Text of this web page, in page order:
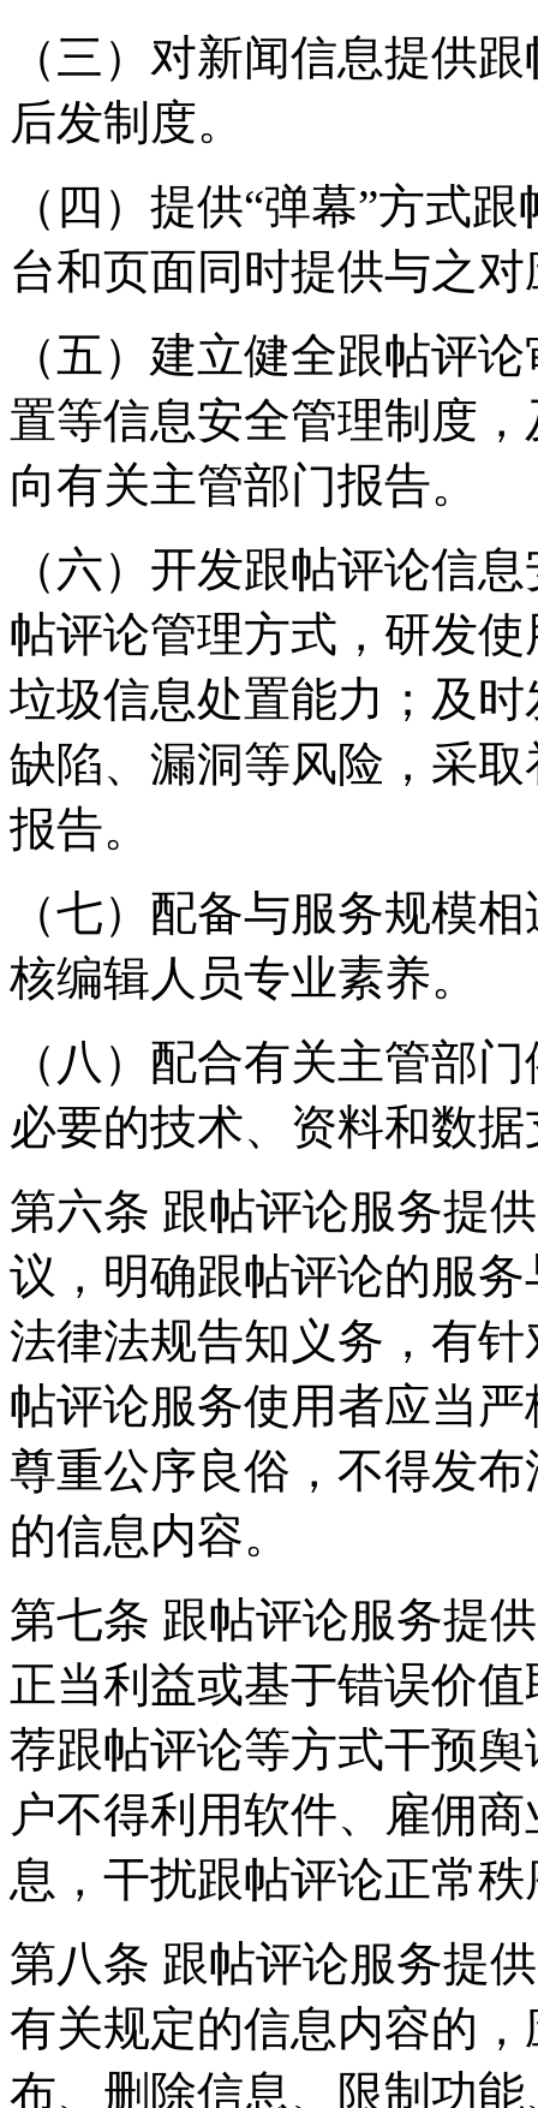
（三）对新闻信息提供
后发制度。
（四）提供“弹幕”方式
台和页面同时提供与之
（五）建立健全跟帖评
置等信息安全管理制度
向有关主管部门报告。
（六）开发跟帖评论信
帖评论管理方式，研发
垃圾信息处置能力；及
缺陷、漏洞等风险，采
报告。
（七）配备与服务规模
核编辑人员专业素养。
（八）配合有关主管部
必要的技术、资料和数
第六条 跟帖评论服务提
议，明确跟帖评论的服
法律法规告知义务，有
帖评论服务使用者应当
尊重公序良俗，不得发
的信息内容。
第七条 跟帖评论服务提
正当利益或基于错误价
荐跟帖评论等方式干预
户不得利用软件、雇佣
息，干扰跟帖评论正常
第八条 跟帖评论服务提
有关规定的信息内容的
布、删除信息、限制功